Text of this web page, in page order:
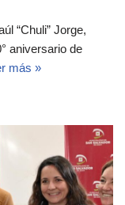
“Chuli” Jorge,
aniversario de
más »